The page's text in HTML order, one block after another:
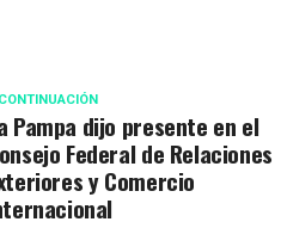
Pampa dijo presente en el
Federal de Relaciones
y Comercio